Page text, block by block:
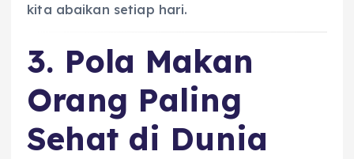
kita abaikan setiap hari.
3. Pola Makan
Orang Paling
Sehat di Dunia